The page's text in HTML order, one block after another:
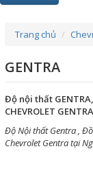
Trang chủ
GENTRA
Độ nội thất
CHEVROLET
Độ Nội thất Gentra ,
Chevrolet Gentra tại